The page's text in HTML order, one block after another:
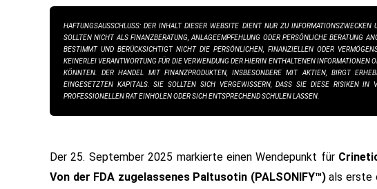
HAFTUNGSAUSSCHLUSS: DER INHALT DIESER WEBSITE DIENT NUR ZU
SOLLTEN NICHT ALS FINANZBERATUNG, ANLAGEEMPFEHLUNG ODER PERSÖNLICHE BERATUNG
BESTIMMT UND BERÜCKSICHTIGT NICHT DIE PERSÖNLICHEN, FINANZIELLEN ODER
KEINERLEI VERANTWORTUNG FÜR DIE VERWENDUNG DER HIERIN ENTHALTENEN INFORMATIONEN
KÖNNTEN. DER HANDEL MIT FINANZPRODUKTEN, INSBESONDERE MIT AKTIEN, BIRGT
INGESETZTEN KAPITALS. SIE SOLLTEN SICH VERGEWISSERN, DASS SIE DIESE RISIKEN IN
ROFESSIONELLEN RAT EINHOLEN ODER SICH ENTSPRECHEND SCHULEN LASSEN.
Der 25. September 2025 markierte einen Wendepunkt für
Von der FDA zugelassenes Paltusotin (PALSONIFY™)als erste